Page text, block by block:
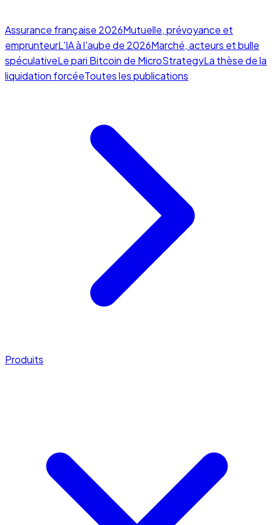
Assurance française 2026Mutuelle, prévoyance et
emprunteurL'IA à l'aube de 2026Marché, acteurs et bulle
spéculativeLe pari Bitcoin de MicroStrategyLa thèse de la
liquidation forcéeToutes les publications
Produits